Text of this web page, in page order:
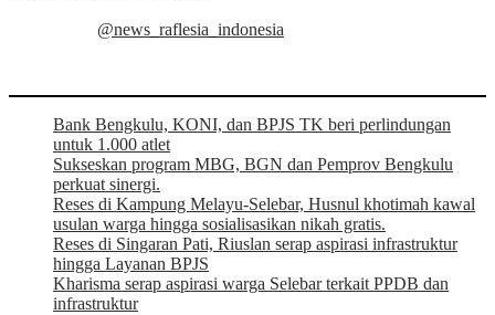
@news_raflesia_indonesia
Bank Bengkulu, KONI, dan BPJS TK beri perlindungan
untuk 1.000 atlet
Sukseskan program MBG, BGN dan Pemprov Bengkulu
perkuat sinergi.
Reses di Kampung Melayu-Selebar, Husnul khotimah kawal
usulan warga hingga sosialisasikan nikah gratis.
Reses di Singaran Pati, Riuslan serap aspirasi infrastruktur
hingga Layanan BPJS
Kharisma serap aspirasi warga Selebar terkait PPDB dan
infrastruktur